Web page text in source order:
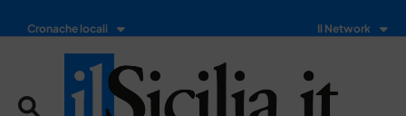
Cronache locali Il Network